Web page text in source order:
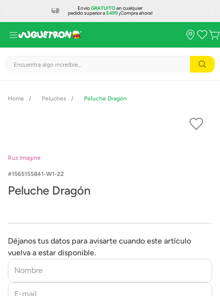
EnvíoGRATUITOen cualquier
pedido superior a$499¡Compra ahora!
Encuentra algo increíble...
Peluches Peluche Dragón
Ruz Imagine
1565155841-W1-22
Peluche Dragón
Déjanos tus datos para avisarte cuando este artículo
vuelva a estar disponible.